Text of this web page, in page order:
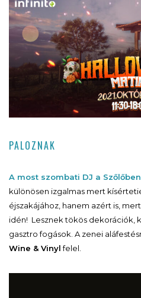
PALOZNAK
A most szombati DJ a Szőlőben
különösen izgalmas mert
éjszakájához, hanem azért is,
idén! Lesznek tökös dekorációk,
gasztro fogások. A zenei
Wine & Vinylfelel.